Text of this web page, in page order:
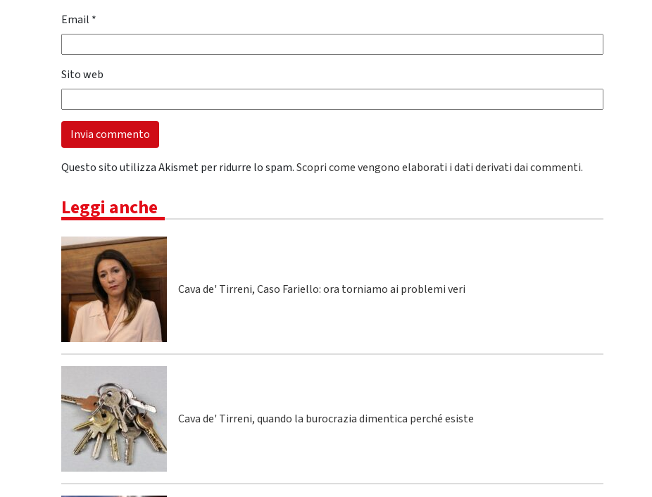
Email *
Sito web
Questo sito utilizza Akismet per ridurre lo spam.Scopri come vengono elaborati i dati derivati dai commenti.
Leggi anche
Cava de' Tirreni, Caso Fariello: ora torniamo ai problemi veri
Cava de' Tirreni, quando la burocrazia dimentica perché esiste